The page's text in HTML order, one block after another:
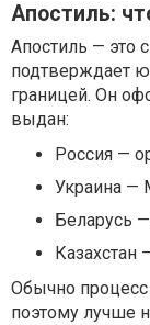
Апостиль:
Апостиль — это
подтверждает
границей. Он
выдан:
Россия —
Украина —
Беларусь
Обычно процесс
поэтому лучше